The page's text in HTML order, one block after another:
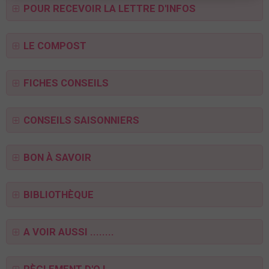
POUR RECEVOIR LA LETTRE D'INFOS
LE COMPOST
FICHES CONSEILS
CONSEILS SAISONNIERS
BON À SAVOIR
BIBLIOTHÈQUE
A VOIR AUSSI ........